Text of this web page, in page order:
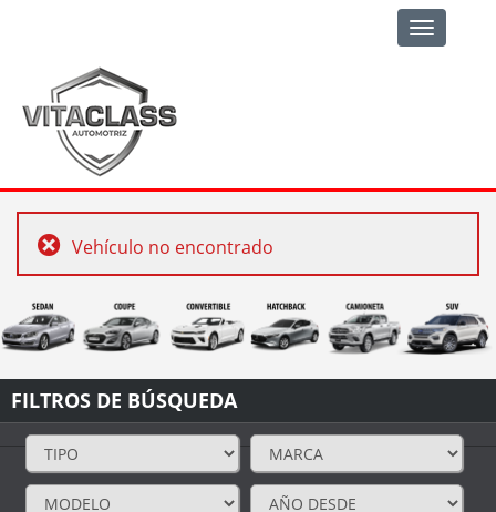
Toggle
navigation
Vehículo no encontrado
FILTROS DE BÚSQUEDA